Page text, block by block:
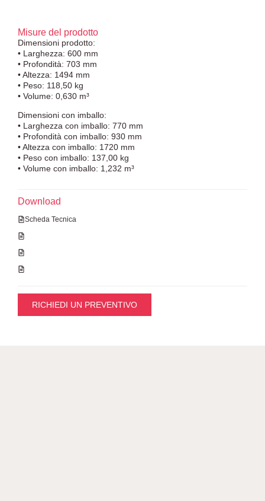
Dimensioni prodotto:
• Larghezza: 600 mm
• Profondità: 703 mm
• Altezza: 1494 mm
• Peso: 118,50 kg
• Volume: 0,630 m³
Dimensioni con imballo:
• Larghezza con imballo: 770 mm
• Profondità con imballo: 930 mm
• Altezza con imballo: 1720 mm
• Peso con imballo: 137,00 kg
• Volume con imballo: 1,232 m³
Misure del prodotto
Download
Scheda Tecnica
RICHIEDI UN PREVENTIVO